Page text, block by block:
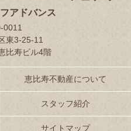
アドバンス
0011
東3-25-11
比寿ビル4階
恵比寿不動産について
スタッフ紹介
サイトマップ